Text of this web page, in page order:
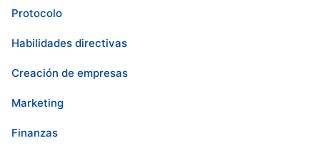
Protocolo
Habilidades directivas
Creación de empresas
Marketing
Finanzas